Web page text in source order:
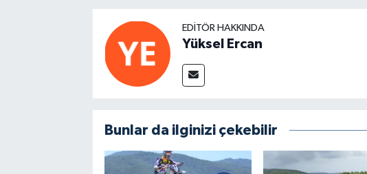
EDITÖR HAKKINDA
Yüksel Ercan
Bunlar da ilginizi çekebilir